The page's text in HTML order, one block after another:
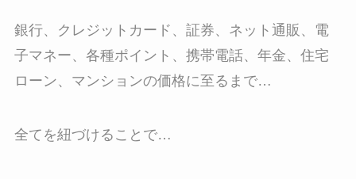
銀行、クレジットカード、証券、ネット通販、電
子マネー、各種ポイント、携帯電話、年金、住宅
ローン、マンションの価格に至るまで…
全てを紐づけることで…